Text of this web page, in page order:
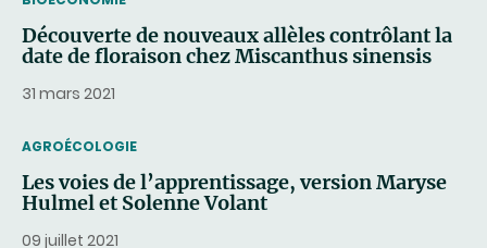
Découverte de nouveaux allèles contrôlant la
date de floraison chez Miscanthus sinensis
31 mars 2021
THEMATIC
AGROÉCOLOGIE
Les voies de l’apprentissage, version Maryse
Hulmel et Solenne Volant
09 juillet 2021